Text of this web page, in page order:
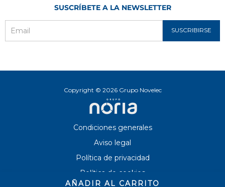
AÑADIR AL CARRITO
SUSCRÍBETE A LA NEWSLETTER
SUSCRIBIRSE
Copyright © 2026 Grupo Novelec
Condiciones generales
Aviso legal
Política de privacidad
Política de cookies